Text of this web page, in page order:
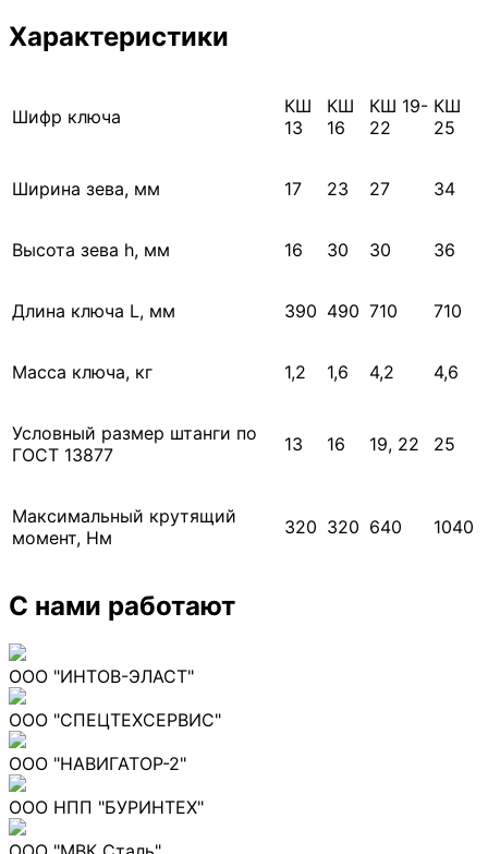
Характеристики
Шифр ключа
КШ
13
КШ
16
КШ 19-
22
КШ
25
Ширина зева, мм 17 23 27 34
Высота зева h, мм 16 30 30 36
Длина ключа L, мм 390 490 710 710
Масса ключа, кг 1,2 1,6 4,2 4,6
Условный размер штанги по
ГОСТ 13877
13 16 19, 22 25
Максимальный крутящий
момент, Нм
320 320 640 1040
С нами работают
ООО "ИНТОВ-ЭЛАСТ"
ООО "СПЕЦТЕХСЕРВИС"
ООО "НАВИГАТОР-2"
ООО НПП "БУРИНТЕХ"